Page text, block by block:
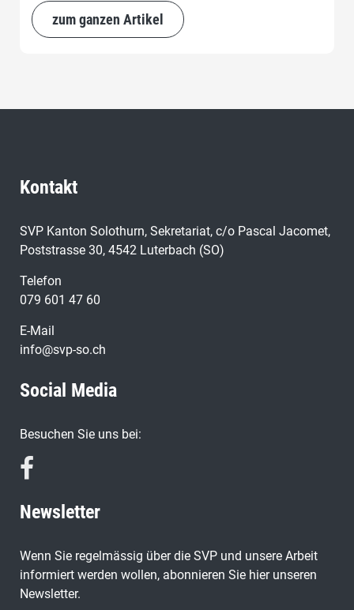
zum ganzen Artikel
Kontakt
SVP Kanton Solothurn, Sekretariat, c/o Pascal Jacomet,
Poststrasse 30, 4542 Luterbach (SO)
Telefon
079 601 47 60
E-Mail
info@svp-so.ch
Social Media
Besuchen Sie uns bei:
Newsletter
Wenn Sie regelmässig über die SVP und unsere Arbeit
informiert werden wollen, abonnieren Sie hier unseren
Newsletter.